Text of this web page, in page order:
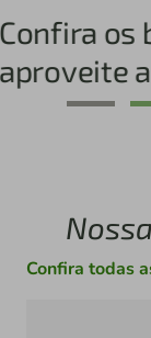
Saiba mais